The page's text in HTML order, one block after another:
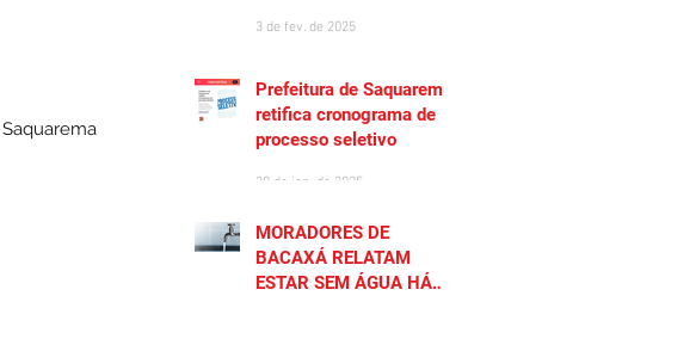
GRATUITOS PARA
SAQUAREMA
3 de fev. de 2025
Prefeitura de Saquarema
retifica cronograma de
processo seletivo
28 de jan. de 2025
MORADORES DE
BACAXÁ RELATAM
ESTAR SEM ÁGUA HÁ